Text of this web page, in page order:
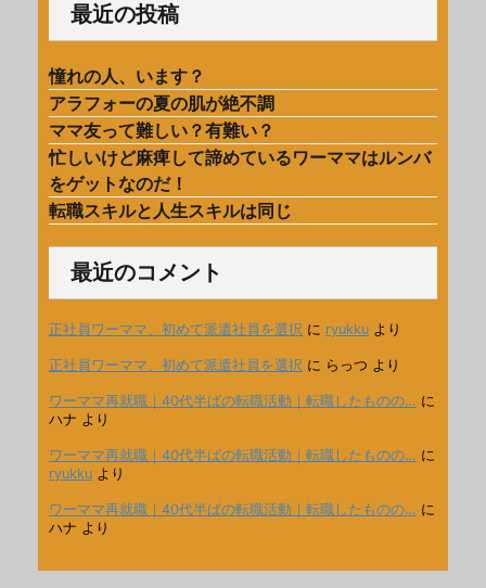
最近の投稿
憧れの人、います？
アラフォーの夏の肌が絶不調
ママ友って難しい？有難い？
忙しいけど麻痺して諦めているワーママはルンバ
をゲットなのだ！
転職スキルと人生スキルは同じ
最近のコメント
正社員ワーママ、初めて派遣社員を選択 に ryukku より
正社員ワーママ、初めて派遣社員を選択 に らっつ より
ワーママ再就職｜40代半ばの転職活動｜転職したものの… に
ハナ より
ワーママ再就職｜40代半ばの転職活動｜転職したものの… に
ryukku より
ワーママ再就職｜40代半ばの転職活動｜転職したものの… に
ハナ より